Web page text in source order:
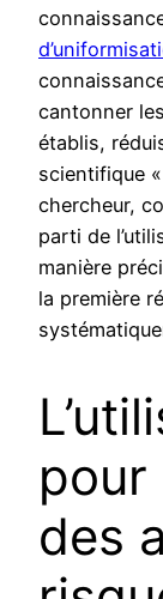
cantonner
établis,
scientifique
chercheur,
parti de
manière
la première
pour
des